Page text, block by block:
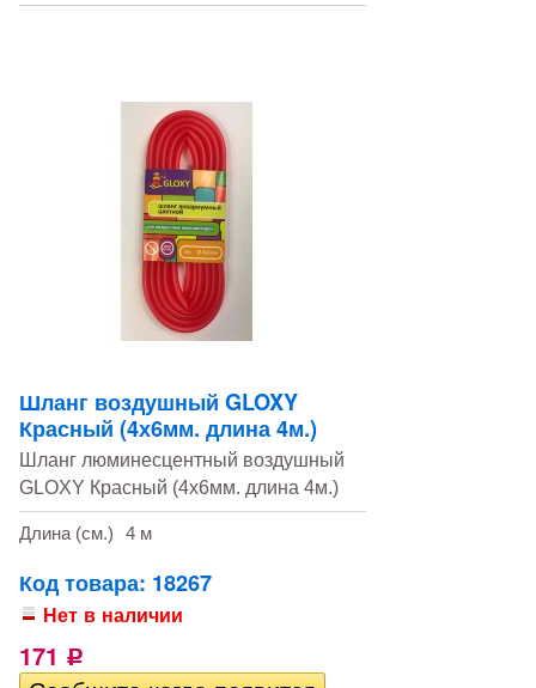
Шланг воздушный GLOXY
Красный (4х6мм. длина 4м.)
Шланг люминесцентный воздушный
GLOXY Красный (4х6мм. длина 4м.)
Длина (см.) 4 м
Код товара: 18267
Нет в наличии
171 Р